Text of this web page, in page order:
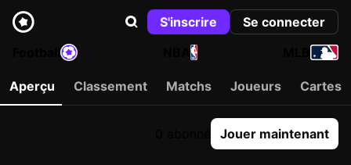
S'inscrire
Se connecter
NBA
Aperçu Classement Matchs Joueurs Cartes
Jouer maintenant